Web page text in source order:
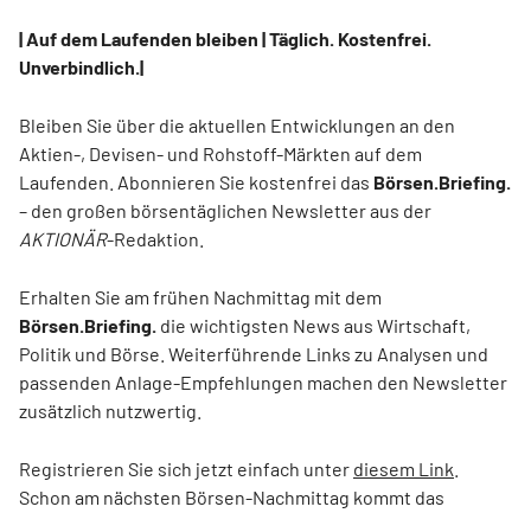
| Auf dem Laufenden bleiben | Täglich. Kostenfrei.
Unverbindlich.|
Bleiben Sie über die aktuellen Entwicklungen an den
Aktien-, Devisen- und Rohstoff-Märkten auf dem
Laufenden. Abonnieren Sie kostenfrei das Börsen.Briefing.
– den großen börsentäglichen Newsletter aus der
AKTIONÄR-Redaktion.
Erhalten Sie am frühen Nachmittag mit dem
Börsen.Briefing. die wichtigsten News aus Wirtschaft,
Politik und Börse. Weiterführende Links zu Analysen und
passenden Anlage-Empfehlungen machen den Newsletter
zusätzlich nutzwertig.
Registrieren Sie sich jetzt einfach unter diesem Link
Schon am nächsten Börsen-Nachmittag kommt das